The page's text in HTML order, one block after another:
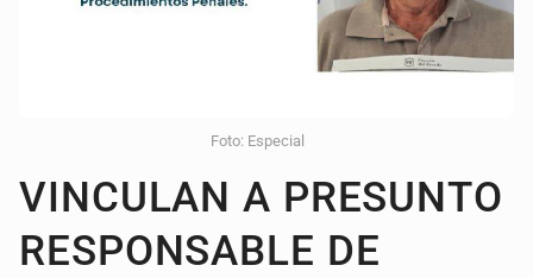
Foto: Especial
VINCULAN A PRESUNTO
RESPONSABLE DE